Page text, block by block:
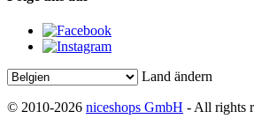
Land ändern
© 2010-2026 niceshops GmbH - All rights